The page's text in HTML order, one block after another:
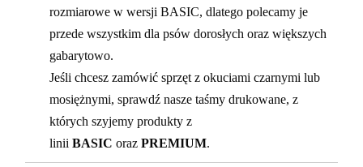
rozmiarowe w wersji BASIC, dlatego polecamy je
przede wszystkim dla psów dorosłych oraz większych
gabarytowo.
Jeśli chcesz zamówić sprzęt z okuciami czarnymi lub
mosiężnymi, sprawdź nasze taśmy drukowane, z
których szyjemy produkty z
liniiBASIC orazPREMIUM.